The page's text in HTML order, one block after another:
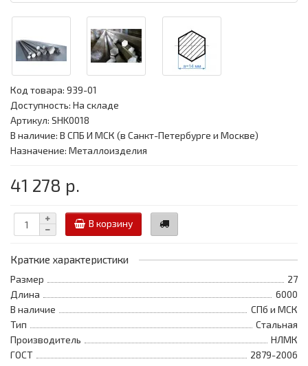
Код товара: 939-01
Доступность: На складе
Артикул: SHK0018
В наличие: В СПБ И МСК (в Санкт-Петербурге и Москве)
Назначение: Металлоизделия
41 278 р.
В корзину
Краткие характеристики
Размер
27
Длина
6000
В наличие
СПб и МСК
Тип
Стальная
Производитель
НЛМК
ГОСТ
2879-2006